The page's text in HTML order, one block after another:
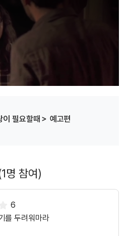
이 필요할때＞ 예고편
명 참여)
6
를 두려워마라